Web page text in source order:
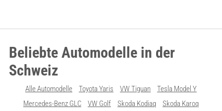
Beliebte Automodelle in der
Schweiz
Alle Automodelle Toyota Yaris VW Tiguan
Tesla Model Y
Mercedes-Benz GLC
VW Golf Skoda Kodiaq
Skoda Karoq